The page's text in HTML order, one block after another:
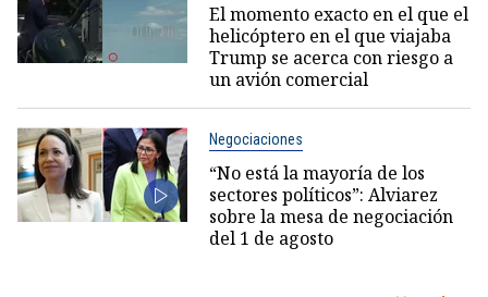
El momento exacto en el que el
helicóptero en el que viajaba
Trump se acerca con riesgo a
un avión comercial
Negociaciones
“No está la mayoría de los
sectores políticos”: Alviarez
sobre la mesa de negociación
del 1 de agosto